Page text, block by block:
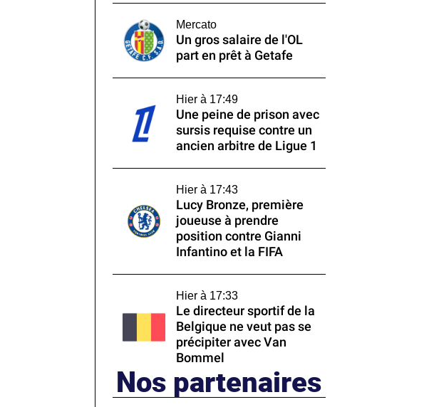
Mercato
Un gros salaire de l'OL
part en prêt à Getafe
Hier à 17:49
Une peine de prison avec
sursis requise contre un
ancien arbitre de Ligue 1
Hier à 17:43
Lucy Bronze, première
joueuse à prendre
position contre Gianni
Infantino et la FIFA
Hier à 17:33
Le directeur sportif de la
Belgique ne veut pas se
précipiter avec Van
Bommel
Nos partenaires